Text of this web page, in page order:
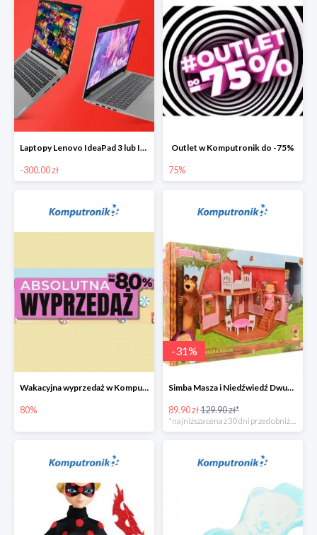
Laptopy Lenovo IdeaPad 3 lub IdeaPad 5 -300 zł
-300.00 zł
Outlet w Komputronik do -75%
75%
Wakacyjna wyprzedaż w Komputronik do -80%
80%
-31%
Simba Masza i Niedźwiedź Dwupoziomowy dom
89.90 zł129.90 zł*